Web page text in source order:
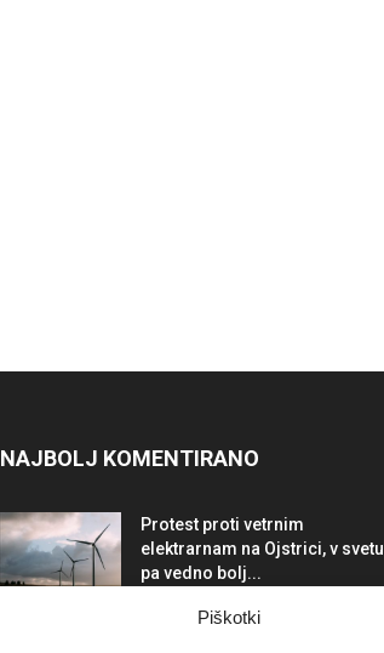
Piškotki
NAJBOLJ KOMENTIRANO
Protest proti vetrnim
elektrarnam na Ojstrici, v svetu
pa vedno bolj...